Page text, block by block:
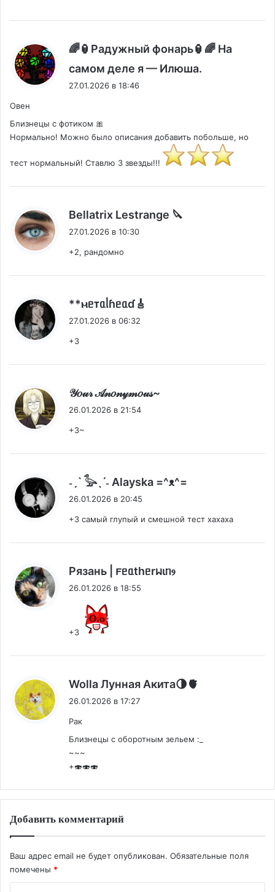
🌈🏮Радужный фонарь🏮🌈 На
самом деле я — Илюша.
27.01.2026 в 18:46
Овен
Близнецы с фотиком 🎀
Нормально! Можно было описания добавить побольше, но
тест нормальный! Ставлю 3 звезды!!!
Bellatrix Lestrange 🔪
27.01.2026 в 10:30
+2, рандомно
**ⲙᥱᴛᥲᥣɦᥱᥲɗ🎸
27.01.2026 в 06:32
+3
𝒴𝑜𝓊𝓇 𝒜𝓃𝑜𝓃𝓎𝓂𝑜𝓊𝓈~
26.01.2026 в 21:54
+3~
˗ˏˋ 𓅭ˎˊ˗ Alayska =^ᴥ^=
26.01.2026 в 20:45
+3 самый глупый и смешной тест хахаха
Рязань | 𐔥ᥱᥲthᥱrᥕιᥒⳋ:
26.01.2026 в 18:55
+3
Wolla Лунная Акита🌗🫀
26.01.2026 в 17:27
Рак
Близнецы с оборотным зельем :_
~~~
+🍣🍣🍣
Добавить комментарий
Ваш адрес email не будет опубликован. Обязательные поля
помечены *